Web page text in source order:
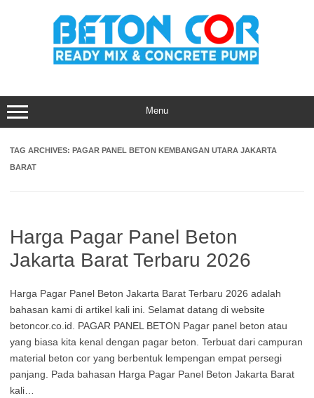
Menu
TAG ARCHIVES: PAGAR PANEL BETON KEMBANGAN UTARA JAKARTA
BARAT
Harga Pagar Panel Beton
Jakarta Barat Terbaru 2026
Harga Pagar Panel Beton Jakarta Barat Terbaru 2026 adalah
bahasan kami di artikel kali ini. Selamat datang di website
betoncor.co.id. PAGAR PANEL BETON Pagar panel beton atau
yang biasa kita kenal dengan pagar beton. Terbuat dari campuran
material beton cor yang berbentuk lempengan empat persegi
panjang. Pada bahasan Harga Pagar Panel Beton Jakarta Barat
kali…